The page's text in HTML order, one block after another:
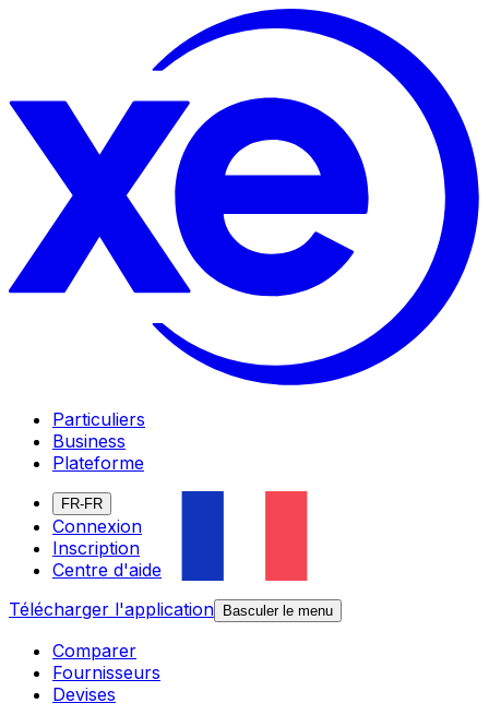
Particuliers
Business
Plateforme
FR-FR
Connexion
Inscription
Centre d'aide
Télécharger l'application
Basculer le menu
Comparer
Fournisseurs
Devises